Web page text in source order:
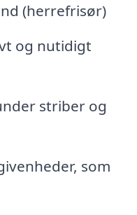
(herrefrisør)
og nutidigt
striber og
som